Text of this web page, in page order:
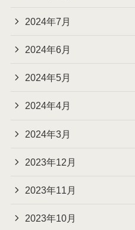
2024年7月
2024年6月
2024年5月
2024年4月
2024年3月
2023年12月
2023年11月
2023年10月